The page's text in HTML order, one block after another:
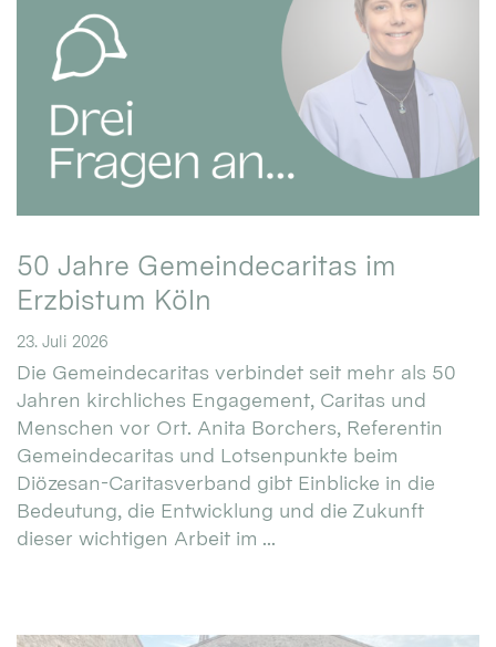
50 Jahre Gemeindecaritas im
Erzbistum Köln
23. Juli 2026
Die Gemeindecaritas verbindet seit mehr als 50
Jahren kirchliches Engagement, Caritas und
Menschen vor Ort. Anita Borchers, Referentin
Gemeindecaritas und Lotsenpunkte beim
Diözesan-Caritasverband gibt Einblicke in die
Bedeutung, die Entwicklung und die Zukunft
dieser wichtigen Arbeit im ...